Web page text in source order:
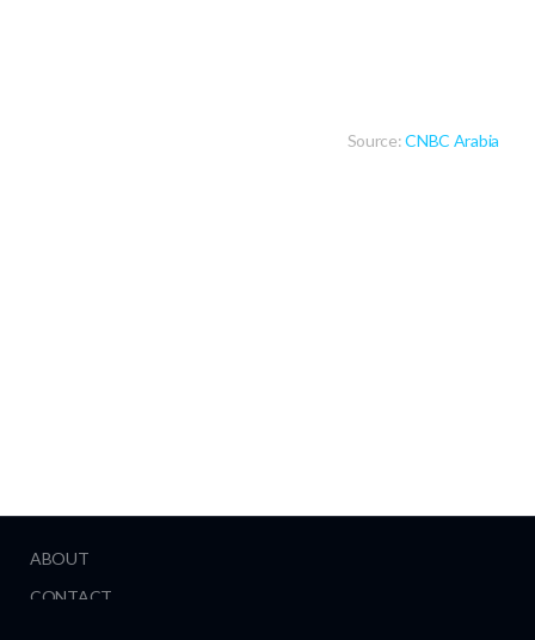
Source:CNBC Arabia
ABOUT
CONTACT